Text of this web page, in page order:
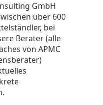
GmbH
über 600
bei
Berater (alle
von APMC